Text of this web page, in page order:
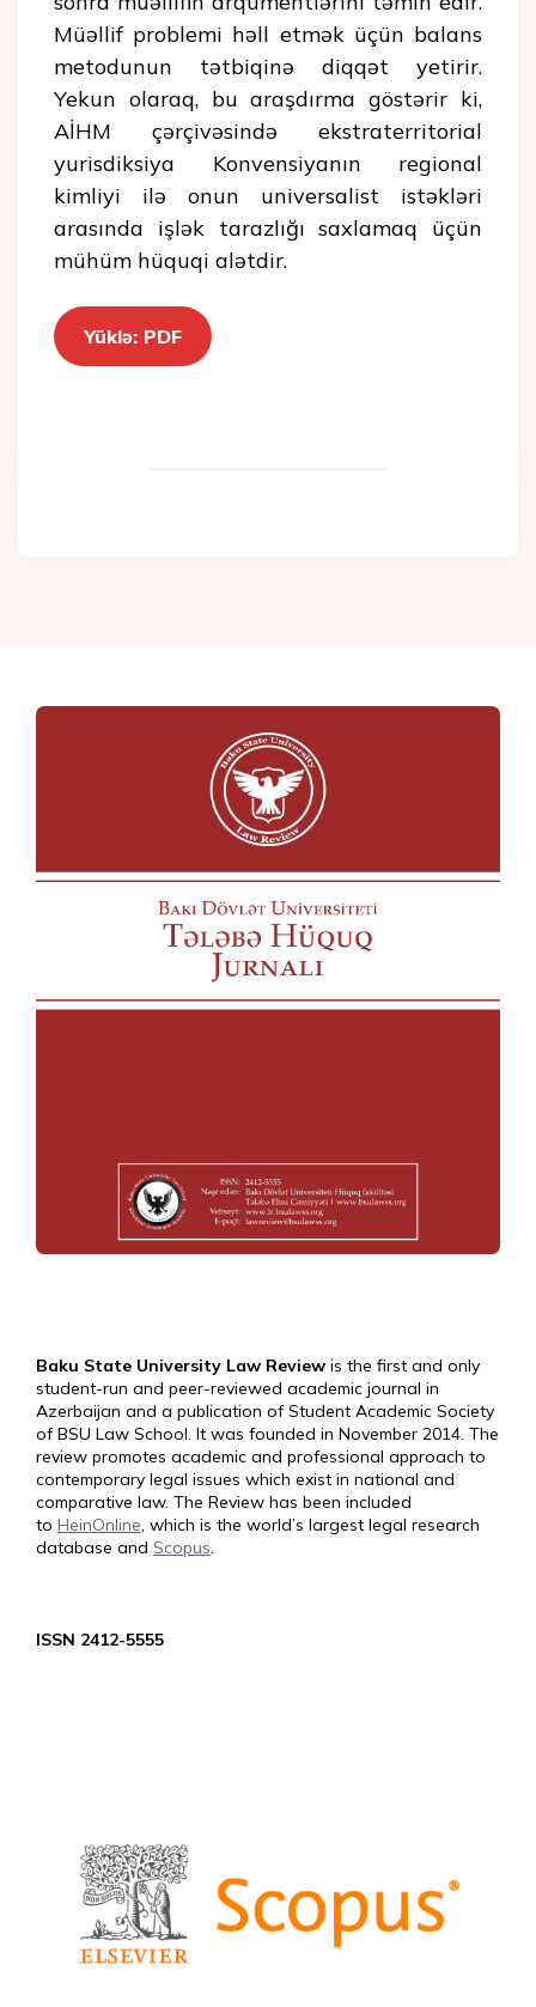
Müəllif problemi həll etmək üçün balans
metodunun tətbiqinə diqqət yetirir.
Yekun olaraq, bu araşdırma göstərir ki,
AİHM çərçivəsində ekstraterritorial
yurisdiksiya Konvensiyanın regional
kimliyi ilə onun universalist istəkləri
arasında işlək tarazlığı saxlamaq üçün
mühüm hüquqi alətdir.
Yüklə: PDF
Baku State University Law Review is the first and only
student-run and peer-reviewed academic journal in
Azerbaijan and a publication of Student Academic Society
of BSU Law School. It was founded in November 2014. The
review promotes academic and professional approach to
contemporary legal issues which exist in national and
comparative law. The Review has been included
to HeinOnline, which is the world’s largest legal research
database and Scopus.
ISSN 2412-5555